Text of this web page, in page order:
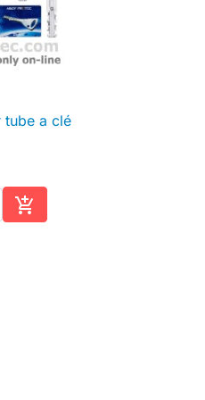
tube a clé

Ajouter au panier